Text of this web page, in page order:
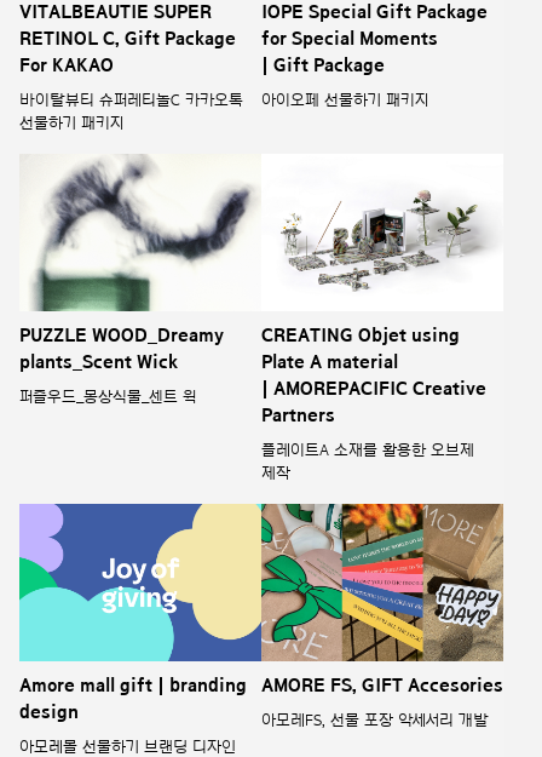
VITALBEAUTIE SUPER
RETINOL C, Gift Package
For KAKAO
바이탈뷰티 슈퍼레티놀C 카카오톡
선물하기 패키지
IOPE Special Gift Package
for Special Moments
| Gift Package
아이오페 선물하기 패키지
PUZZLE WOOD_Dreamy
plants_Scent Wick
퍼즐우드_몽상식물_센트 윅
CREATING Objet using
Plate A material
| AMOREPACIFIC Creative
Partners
플레이트A 소재를 활용한 오브제
제작
Amore mall gift | branding
design
아모레몰 선물하기 브랜딩 디자인
AMORE FS, GIFT Accesories
아모레FS, 선물 포장 악세서리 개발